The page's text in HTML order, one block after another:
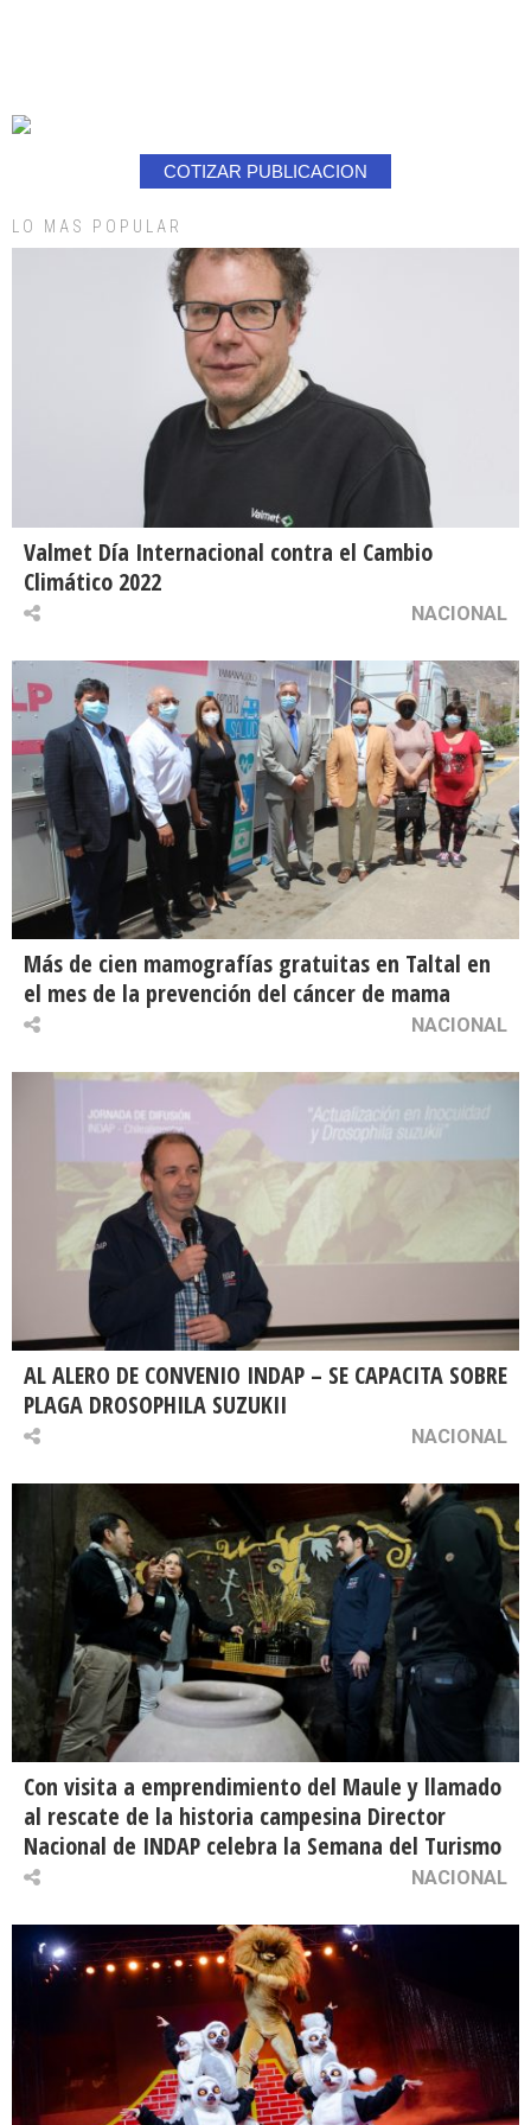
COTIZAR PUBLICACION
LO MAS POPULAR
Valmet Día Internacional contra el Cambio
Climático 2022
NACIONAL
Más de cien mamografías gratuitas en Taltal en
el mes de la prevención del cáncer de mama
NACIONAL
AL ALERO DE CONVENIO INDAP – SE CAPACITA SOBRE
PLAGA DROSOPHILA SUZUKII
NACIONAL
Con visita a emprendimiento del Maule y llamado
al rescate de la historia campesina Director
Nacional de INDAP celebra la Semana del Turismo
NACIONAL